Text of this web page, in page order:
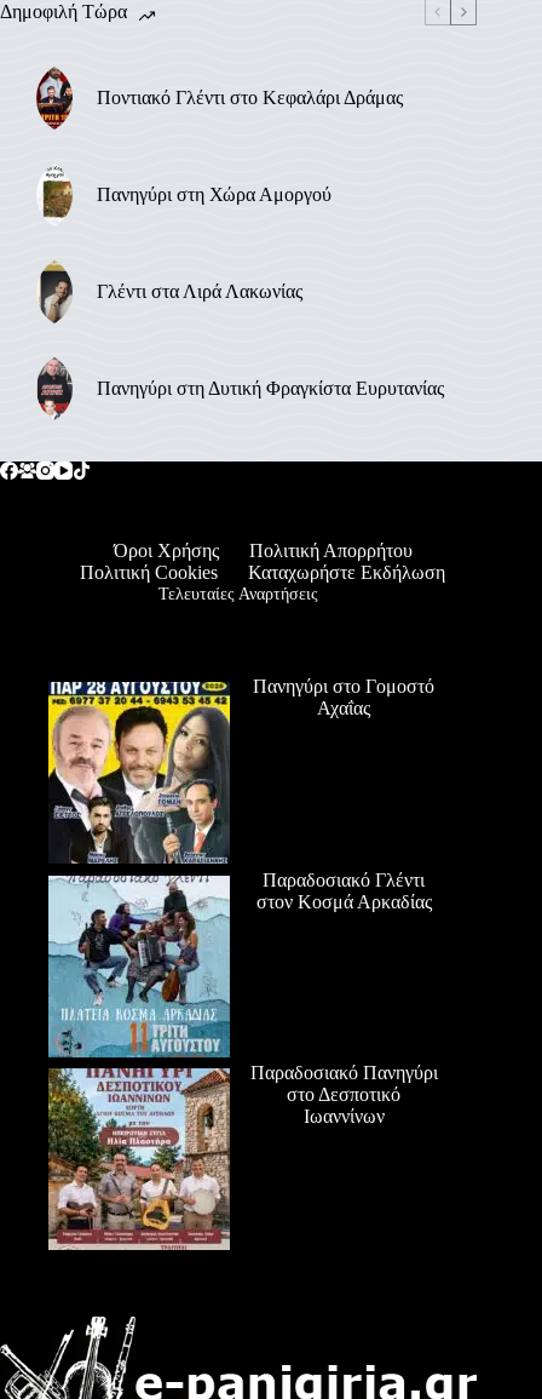
Δημοφιλή Τώρα
Ποντιακό Γλέντι στο Κεφαλάρι Δράμας
Πανηγύρι στη Χώρα Αμοργού
Γλέντι στα Λιρά Λακωνίας
Πανηγύρι στη Δυτική Φραγκίστα Ευρυτανίας
Όροι Χρήσης
Πολιτική Απορρήτου
Πολιτική Cookies
Καταχωρήστε Εκδήλωση
Τελευταίες Αναρτήσεις
Πανηγύρι στο Γομοστό
Αχαΐας
Παραδοσιακό Γλέντι
στον Κοσμά Αρκαδίας
Παραδοσιακό Πανηγύρι
στο Δεσποτικό
Ιωαννίνων